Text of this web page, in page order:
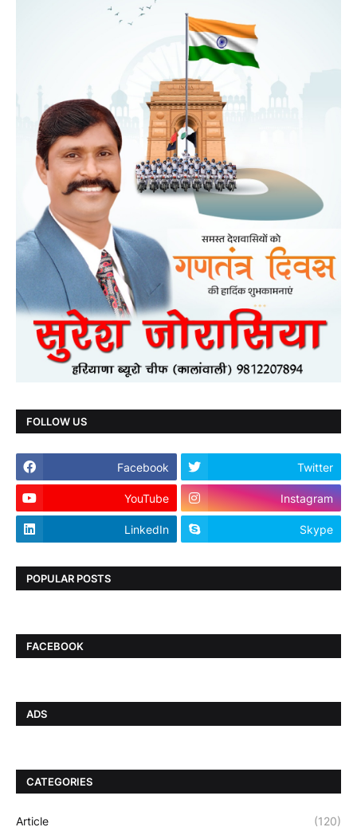
FOLLOW US
Facebook Twitter
YouTube Instagram
LinkedIn Skype
POPULAR POSTS
FACEBOOK
ADS
CATEGORIES
Article (120)